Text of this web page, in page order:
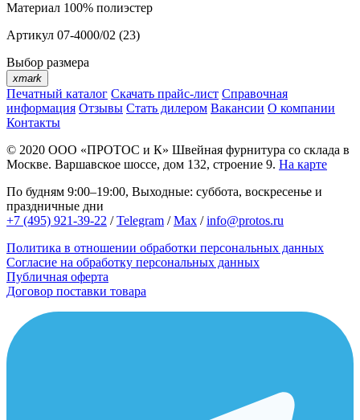
Материал 100% полиэстер
Артикул 07-4000/02 (23)
Выбор размера
xmark
Печатный каталог Скачать прайс-лист Справочная
информация Отзывы Стать дилером Вакансии О компании
Контакты
© 2020 ООО «ПРОТОС и К» Швейная фурнитура со склада в
Москве. Варшавское шоссе, дом 132, строение 9. На карте
По будням 9:00–19:00, Выходные: суббота, воскресенье и
праздничные дни
+7 (495) 921-39-22 /Telegram /Max /info@protos.ru
Политика в отношении обработки персональных данных
Согласие на обработку персональных данных
Публичная оферта
Договор поставки товара